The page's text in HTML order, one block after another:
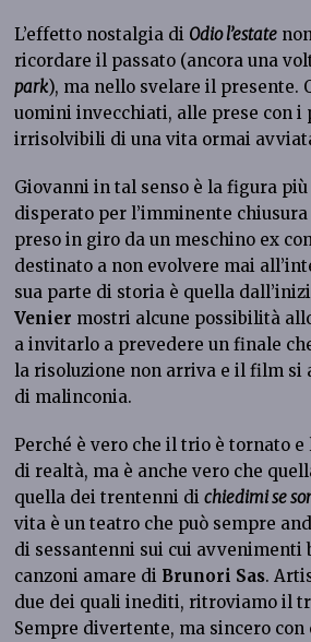
L’effetto nostalgia di Odio l’estate
ricordare il passato (ancora una
park), ma nello svelare il presente.
uomini invecchiati, alle prese con i
irrisolvibili di una vita ormai
Giovanni in tal senso è la figura
disperato per l’imminente chiusura
preso in giro da un meschino ex
destinato a non evolvere mai
sua parte di storia è quella
Venier mostri alcune possibilità
a invitarlo a prevedere un finale
la risoluzione non arriva e il film si
di malinconia.
Perché è vero che il trio è tornato e
di realtà, ma è anche vero che
quella dei trentenni dichiedimi se
vita è un teatro che può sempre
di sessantenni sui cui avvenimenti
canzoni amare di Brunori Sas.
due dei quali inediti, ritroviamo il
Sempre divertente, ma sincero con